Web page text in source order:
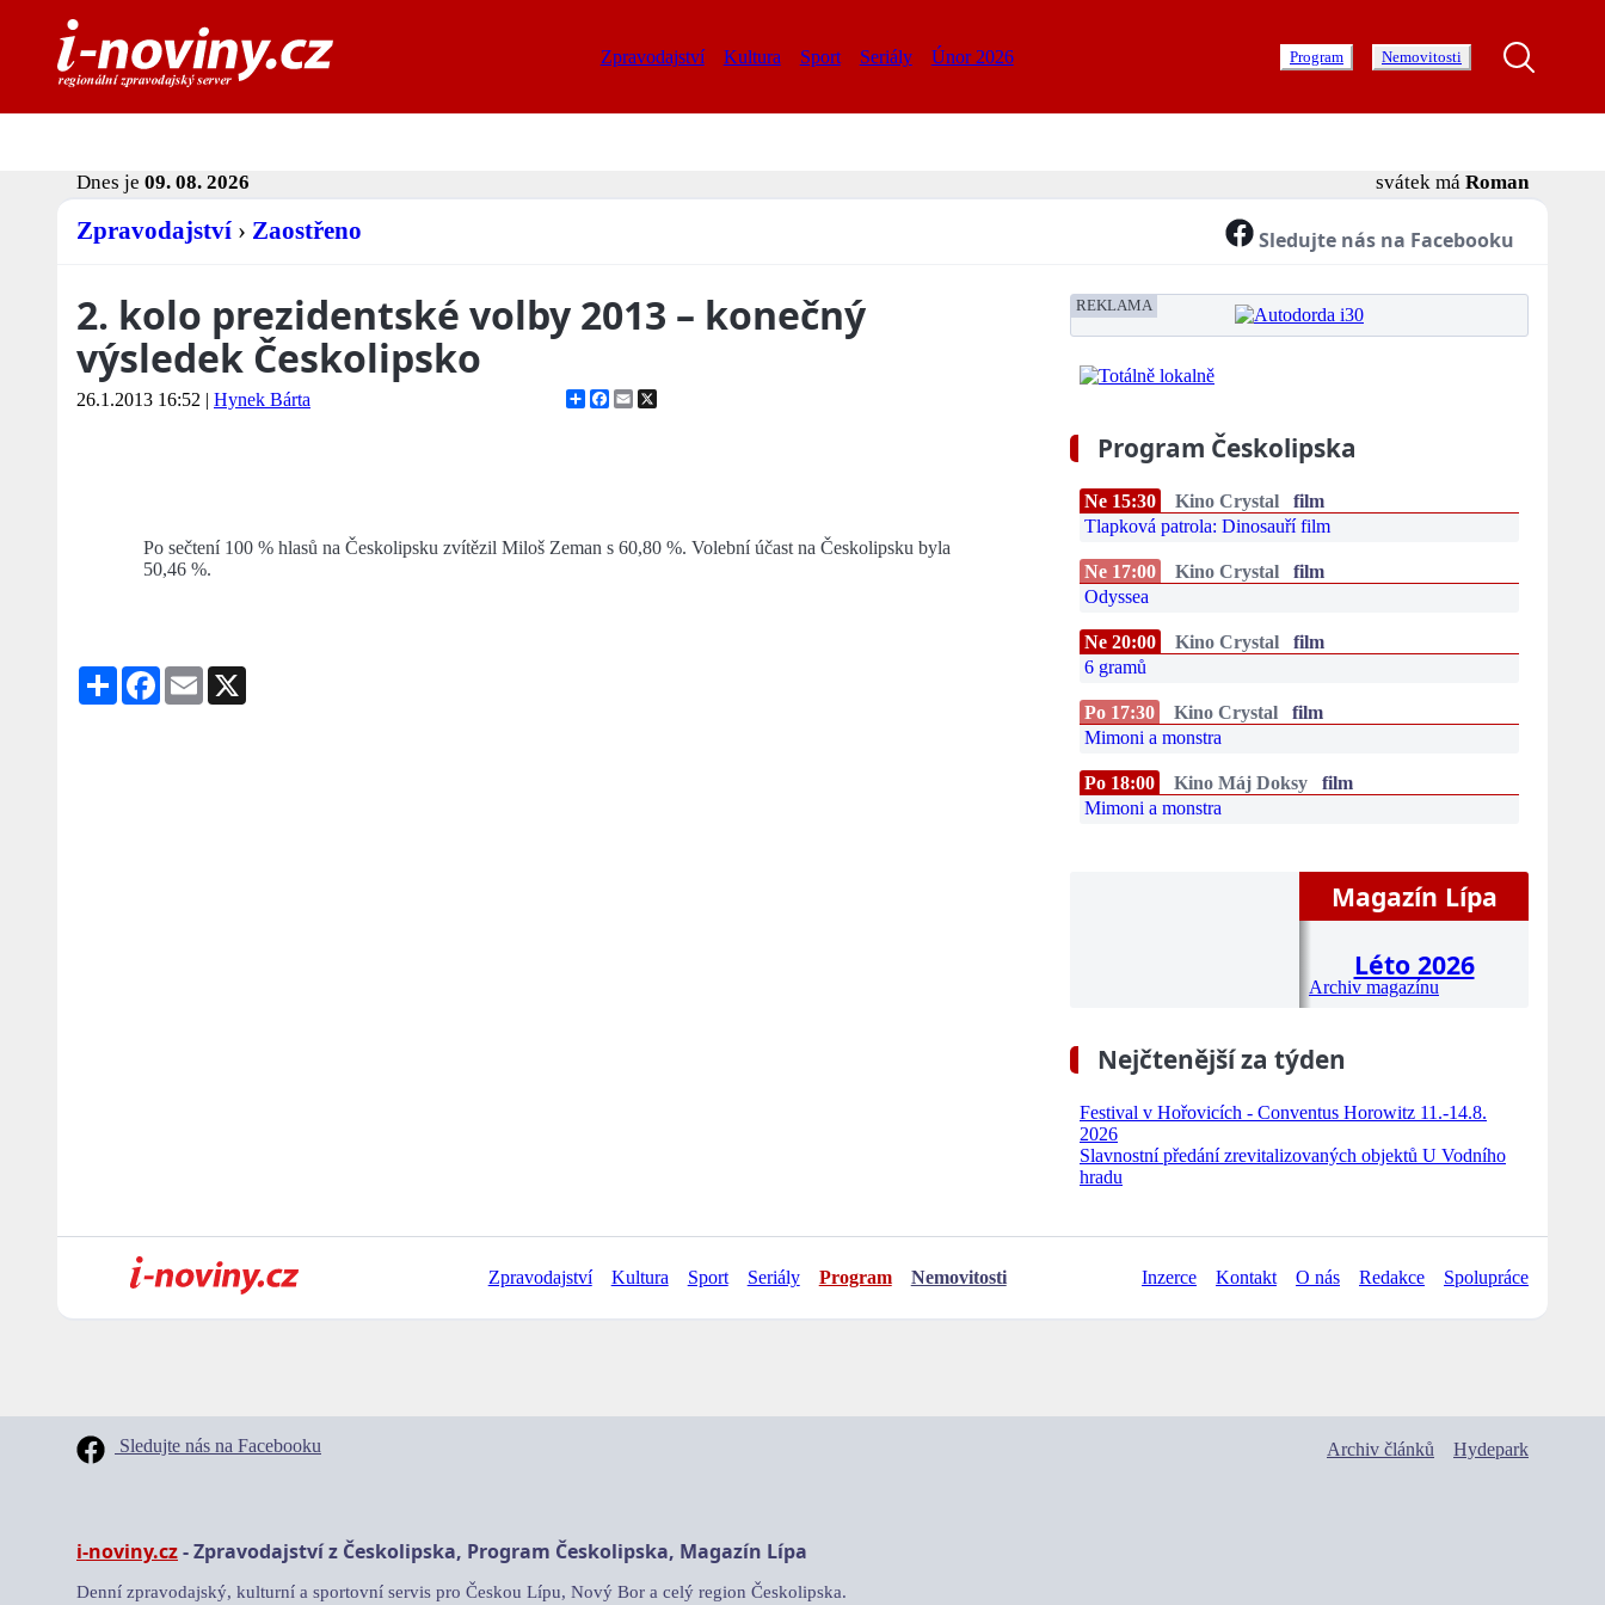
Zpravodajství Kultura Sport Seriály Únor 2026 Program Nemovitosti
Dnes je 09. 08. 2026 svátek má Roman
Zpravodajství › Zaostřeno Sledujte nás na Facebooku
2. kolo prezidentské volby 2013 – konečný
výsledek Českolipsko
26.1.2013 16:52 | Hynek Bárta ShareFacebook
Email
Po sečtení 100 % hlasů na Českolipsku zvítězil Miloš Zeman s 60,80 %. Volební účast na Českolipsku byla
50,46 %.
Share Facebook
Email
REKLAMA
Program Českolipska
Ne 15:30 Kino Crystal
film
Tlapková patrola: Dinosauří film
Ne 17:00 Kino Crystal
film
Odyssea
Ne 20:00 Kino Crystal
film
6 gramů
Po 17:30 Kino Crystal
film
Mimoni a monstra
Po 18:00 Kino Máj Doksy
film
Mimoni a monstra
Magazín Lípa
Léto 2026
Archiv magazínu
Nejčtenější za týden
Festival v Hořovicích - Conventus Horowitz 11.-14.8.
2026
Slavnostní předání zrevitalizovaných objektů U Vodního
hradu
Zpravodajství Kultura Sport Seriály Program Nemovitosti Inzerce Kontakt O nás Redakce Spolupráce
Sledujte nás na Facebooku Archiv článků Hydepark
i-noviny.cz- Zpravodajství z Českolipska, Program Českolipska, Magazín Lípa
Denní zpravodajský, kulturní a sportovní servis pro Českou Lípu, Nový Bor a celý region Českolipska.